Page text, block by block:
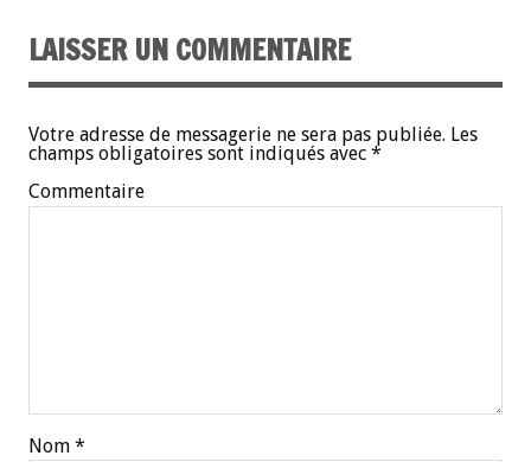
LAISSER UN COMMENTAIRE
Votre adresse de messagerie ne sera pas publiée. Les
champs obligatoires sont indiqués avec *
Commentaire
Nom *